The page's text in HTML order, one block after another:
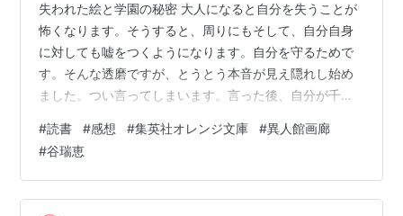
失われた絵と学園の秘密 大人になると自分を失うことが
怖くなります。そうすると、周りにもそして、自分自身
に対しても嘘をつくようになります。自分を守るためで
す。そんな透磨ですが、とうとう本音が見え隠れし始め
ました。つい言ってしまいます。言った後、自分が千景
うか。あとは、もう少し毒舌をやめれればいいんでしょ
うけど。誰が敵で誰が味方なのか、真実を言っているの
は誰なのか、初めのうちは全然わかりませんでした。で
もある程度皆、真実を言っていましたし、学生たちはそ
#読書 #感想 #集英社オレンジ文庫 #異人館画廊
#谷瑞恵